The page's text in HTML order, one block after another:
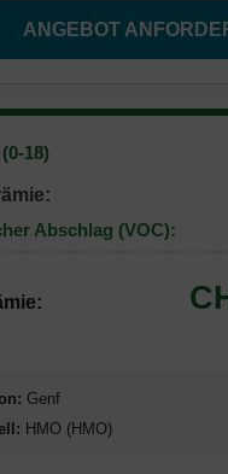
ANGEBOT
18)
Abschlag (VOC):
Genf
HMO (HMO)